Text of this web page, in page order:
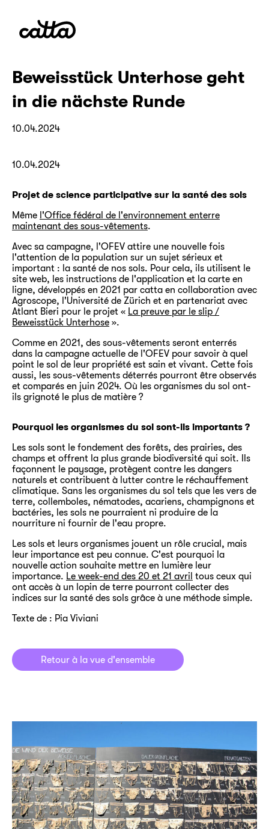
Beweisstück Unterhose geht
in die nächste Runde
10.04.2024
10.04.2024
Projet de science participative sur la santé des sols
Même l'Office fédéral de l'environnement enterre
maintenant des sous-vêtements.
Avec sa campagne, l'OFEV attire une nouvelle fois
l'attention de la population sur un sujet sérieux et
important : la santé de nos sols. Pour cela, ils utilisent le
site web, les instructions de l'application et la carte en
ligne, développés en 2021 par catta en collaboration avec
Agroscope, l'Université de Zürich et en partenariat avec
Atlant Bieri pour le projet « La preuve par le slip /
Beweisstück Unterhose ».
Comme en 2021, des sous-vêtements seront enterrés
dans la campagne actuelle de l'OFEV pour savoir à quel
point le sol de leur propriété est sain et vivant. Cette fois
aussi, les sous-vêtements déterrés pourront être observés
et comparés en juin 2024. Où les organismes du sol ont-
ils grignoté le plus de matière ?
Pourquoi les organismes du sol sont-ils importants ?
Les sols sont le fondement des forêts, des prairies, des
champs et offrent la plus grande biodiversité qui soit. Ils
façonnent le paysage, protègent contre les dangers
naturels et contribuent à lutter contre le réchauffement
climatique. Sans les organismes du sol tels que les vers de
terre, collemboles, nématodes, acariens, champignons et
bactéries, les sols ne pourraient ni produire de la
nourriture ni fournir de l'eau propre.
Les sols et leurs organismes jouent un rôle crucial, mais
leur importance est peu connue. C'est pourquoi la
nouvelle action souhaite mettre en lumière leur
importance. Le week-end des 20 et 21 avril tous ceux qui
ont accès à un lopin de terre pourront collecter des
indices sur la santé des sols grâce à une méthode simple.
Texte de : Pia Viviani
Retour à la vue d'ensemble